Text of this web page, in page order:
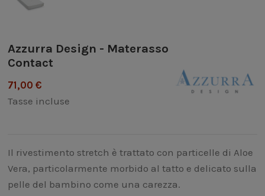
Azzurra Design - Materasso
Contact
71,00 €
Tasse incluse
Il rivestimento stretch è trattato con particelle di Aloe
Vera, particolarmente morbido al tatto e delicato sulla
pelle del bambino come una carezza.